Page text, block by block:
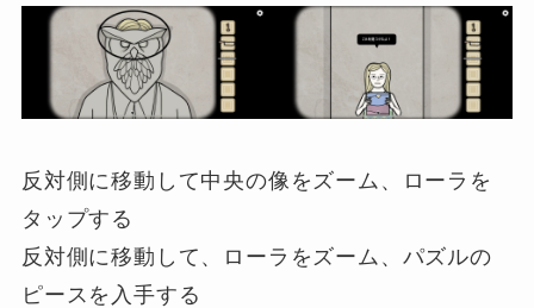
反対側に移動して中央の像をズーム、ローラを
タップする
反対側に移動して、ローラをズーム、パズルの
ピースを入手する